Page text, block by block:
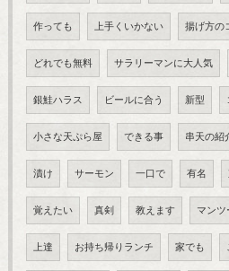
作っても 上手くいかない 揚げ方の
どれでも無料 サラリーマンに大人気
銀鮭ハラス ビールに合う 新型
小さな天ぷら屋 できる事 串天の紹
漬け サーモン 一口で 有名
覚えたい 真剣 教えます マンツ
上達 お持ち帰りランチ 家でも